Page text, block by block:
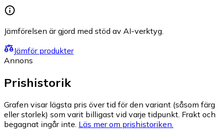
Jämförelsen är gjord med stöd av AI-verktyg.
Jämför produkter
Annons
Prishistorik
Grafen visar lägsta pris över tid för den variant (såsom färg
eller storlek) som varit billigast vid varje tidpunkt. Frakt och
begagnat ingår inte. Läs mer om prishistoriken.